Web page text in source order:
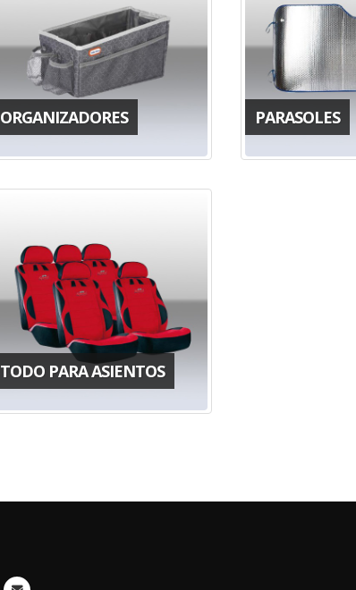
ORGANIZADORES PARASOLES
TODO PARA ASIENTOS